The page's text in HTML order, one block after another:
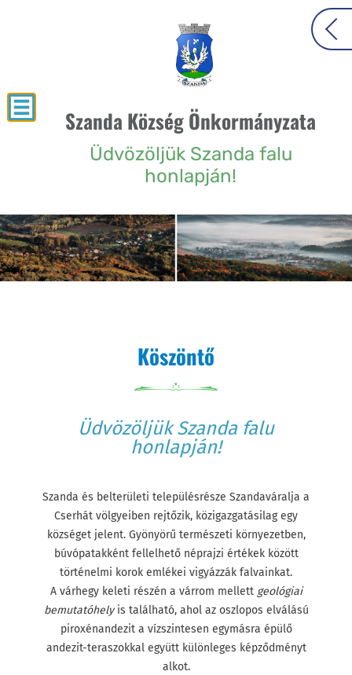
Szanda Község Önkormányzata
Üdvözöljük Szanda falu
honlapján!
Köszöntő
Üdvözöljük Szanda falu
honlapján!
Szanda és belterületi településrésze Szandaváralja a
Cserhát völgyeiben rejtőzik, közigazgatásilag egy
községet jelent. Gyönyörű természeti környezetben,
búvópatakként fellelhető néprajzi értékek között
történelmi korok emlékei vigyázzák falvainkat.
A várhegy keleti részén a várrom mellett geológiai
bemutatóhelyis található, ahol az oszlopos elválású
piroxénandezit a vízszintesen egymásra épülő
andezit-teraszokkal együtt különleges képződményt
alkot.